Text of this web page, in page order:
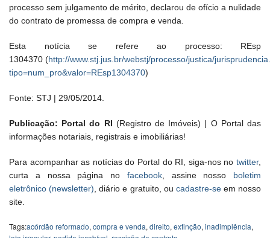
processo sem julgamento de mérito, declarou de ofício a nulidade
do contrato de promessa de compra e venda.
Esta notícia se refere ao processo: REsp
1304370 (http://www.stj.jus.br/webstj/processo/justica/
tipo=num_pro&valor=REsp1304370)
Fonte: STJ | 29/05/2014.
Publicação: Portal do RI (Registro de Imóveis) | O Portal das
informações notariais, registrais e imobiliárias!
Para acompanhar as notícias do Portal do RI, siga-nos no twitter,
curta a nossa página no facebook, assine nosso boletim
eletrônico (newsletter) , diário e gratuito, ou cadastre-seem nosso
site.
Tags:acórdão reformado, compra e venda, direito, extinção, inadimplência,